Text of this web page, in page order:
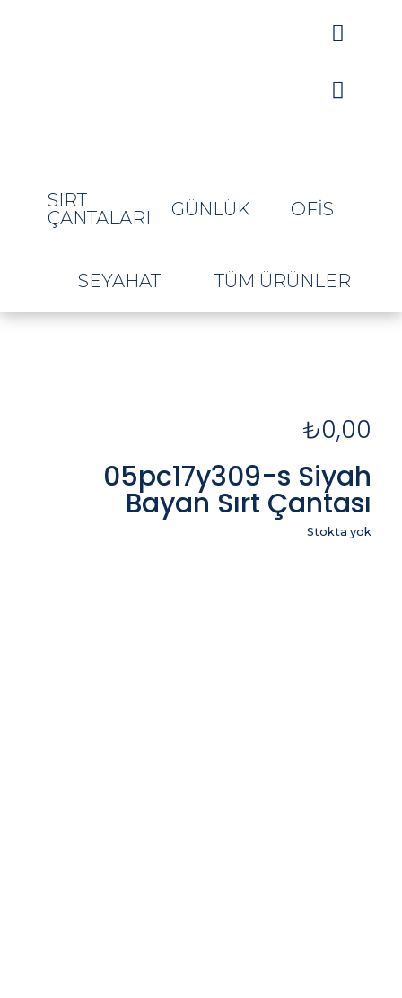


SIRT
ÇANTALARI
GÜNLÜK OFIS
SEYAHAT TÜM ÜRÜNLER
₺0,00
05pc17y309-s Siyah
Bayan Sırt Çantası
Stokta yok